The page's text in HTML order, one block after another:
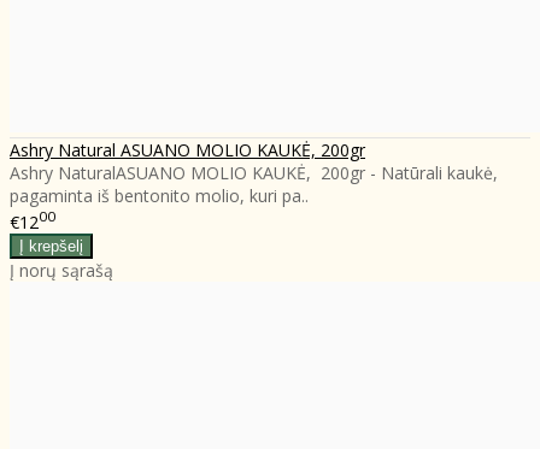
Ashry Natural ASUANO MOLIO KAUKĖ, 200gr
Ashry NaturalASUANO MOLIO KAUKĖ, 200gr - Natūrali kaukė,
pagaminta iš bentonito molio, kuri pa..
€1200
Į norų sąrašą